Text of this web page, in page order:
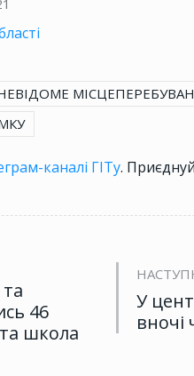
каналі ГІТу.
46
школа
У
вночі